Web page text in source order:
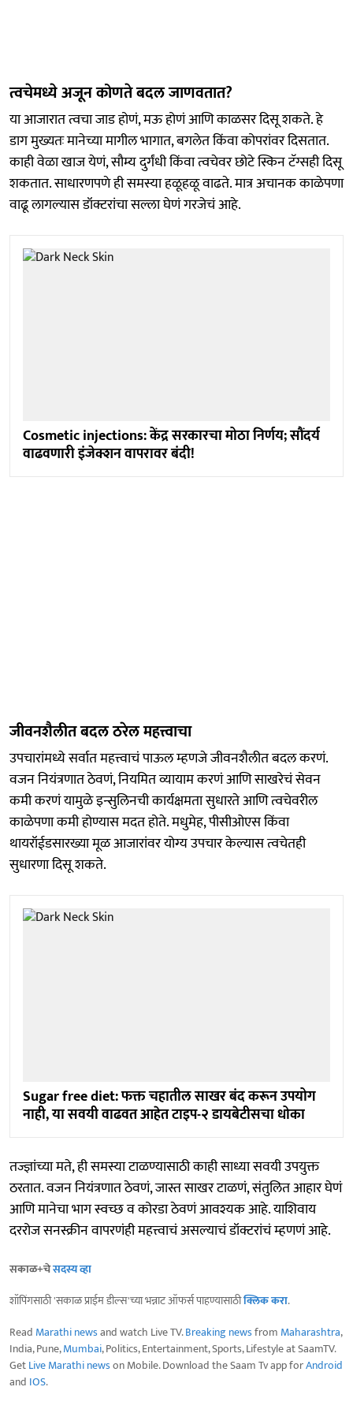
त्वचेमध्ये अजून कोणते बदल जाणवतात?
या आजारात त्वचा जाड होणं, मऊ होणं आणि काळसर दिसू शकते. हे
डाग मुख्यतः मानेच्या मागील भागात, बगलेत किंवा कोपरांवर दिसतात.
काही वेळा खाज येणं, सौम्य दुर्गंधी किंवा त्वचेवर छोटे स्किन टॅग्सही दिसू
शकतात. साधारणपणे ही समस्या हळूहळू वाढते. मात्र अचानक काळेपणा
वाढू लागल्यास डॉक्टरांचा सल्ला घेणं गरजेचं आहे.
Cosmetic injections: केंद्र सरकारचा मोठा निर्णय; सौंदर्य
वाढवणारी इंजेक्शन वापरावर बंदी!
जीवनशैलीत बदल ठरेल महत्त्वाचा
उपचारांमध्ये सर्वात महत्त्वाचं पाऊल म्हणजे जीवनशैलीत बदल करणं.
वजन नियंत्रणात ठेवणं, नियमित व्यायाम करणं आणि साखरेचं सेवन
कमी करणं यामुळे इन्सुलिनची कार्यक्षमता सुधारते आणि त्वचेवरील
काळेपणा कमी होण्यास मदत होते. मधुमेह, पीसीओएस किंवा
थायरॉईडसारख्या मूळ आजारांवर योग्य उपचार केल्यास त्वचेतही
सुधारणा दिसू शकते.
Sugar free diet: फक्त चहातील साखर बंद करून उपयोग
नाही, या सवयी वाढवत आहेत टाइप-२ डायबेटीसचा धोका
तज्ज्ञांच्या मते, ही समस्या टाळण्यासाठी काही साध्या सवयी उपयुक्त
ठरतात. वजन नियंत्रणात ठेवणं, जास्त साखर टाळणं, संतुलित आहार घेणं
आणि मानेचा भाग स्वच्छ व कोरडा ठेवणं आवश्यक आहे. याशिवाय
दररोज सनस्क्रीन वापरणंही महत्त्वाचं असल्याचं डॉक्टरांचं म्हणणं आहे.
सकाळ+चेसदस्य व्हा
शॉपिंगसाठी 'सकाळ प्राईम डील्स'च्या भन्नाट ऑफर्स पाहण्यासाठीक्लिक करा.
Read Marathi newsand watch Live TV.Breaking newsfrom Maharashtra,
India, Pune,Mumbai, Politics, Entertainment, Sports, Lifestyle at SaamTV.
GetLive Marathi newson Mobile. Download the Saam Tv app forAndroid
and IOS.